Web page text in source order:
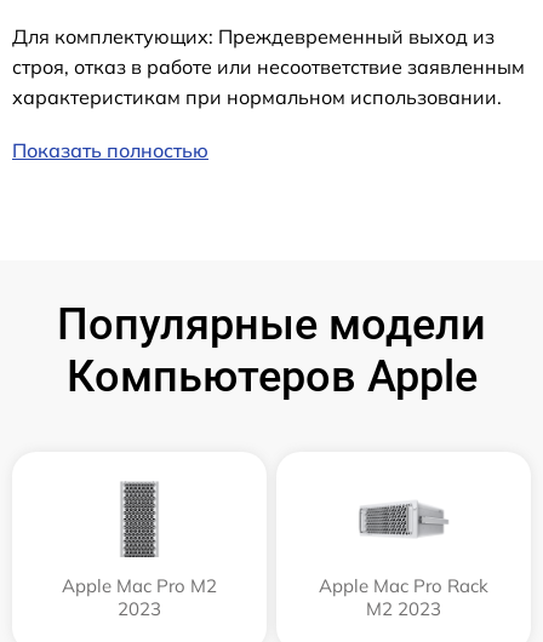
Для комплектующих: Преждевременный выход из
строя, отказ в работе или несоответствие заявленным
характеристикам при нормальном использовании.
Показать полностью
Популярные модели
Компьютеров Apple
Apple Mac Pro M2
2023
Apple Mac Pro Rack
M2 2023